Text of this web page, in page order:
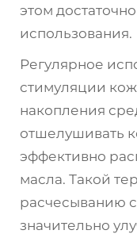
этом
использования.
Регулярное
стимуляции
накопления
отшелушивать
эффективно
масла. Такой
расчесыванию
значительно